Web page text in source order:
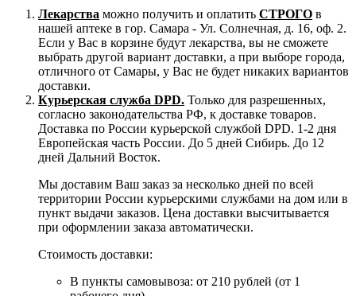
Лекарства можно получить и оплатить СТРОГО в
нашей аптеке в гор. Самара - Ул. Солнечная, д. 16, оф. 2.
Если у Вас в корзине будут лекарства, вы не сможете
выбрать другой вариант доставки, а при выборе города,
отличного от Самары, у Вас не будет никаких вариантов
доставки.
Курьерская служба DPD. Только для разрешенных,
согласно законодательства РФ, к доставке товаров.
Доставка по России курьерской службой DPD. 1-2 дня
Европейская часть России. До 5 дней Сибирь. До 12
дней Дальний Восток.
Мы доставим Ваш заказ за несколько дней по всей
территории России курьерскими службами на дом или в
пункт выдачи заказов. Цена доставки высчитывается
при оформлении заказа автоматически.
Стоимость доставки:
В пункты самовывоза: от 210 рублей (от 1